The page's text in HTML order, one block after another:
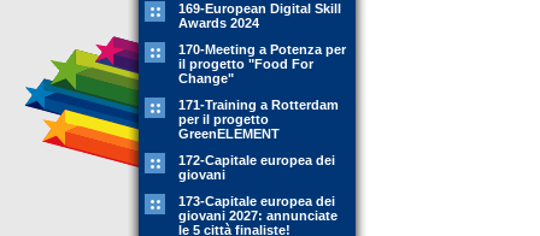
169-European Digital Skill
Awards 2024
170-Meeting a Potenza per
il progetto "Food For
Change"
171-Training a Rotterdam
per il progetto
GreenELEMENT
172-Capitale europea dei
giovani
173-Capitale europea dei
giovani 2027: annunciate
le 5 città finaliste!